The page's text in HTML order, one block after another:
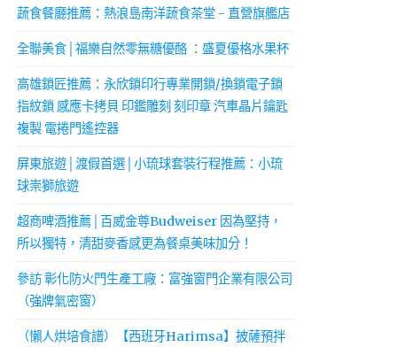
蔬食餐廳推薦：熱浪島南洋蔬食茶堂 - 直營旗艦店
全聯美食│福樂自然零無糖優酪 ：盛夏優格水果杯
高雄鎖匠推薦：永欣鎖印行專業開鎖/換鎖電子鎖
指紋鎖 感應卡拷貝 印鑑雕刻 刻印章 汽車晶片鑰匙
複製 電捲門遙控器
屏東旅遊│渡假首選│小琉球套裝行程推薦：小琉
球崇獅旅遊
超商啤酒推薦│百威金尊Budweiser 因為堅持，
所以獨特，清甜麥香感更為餐桌美味加分！
參訪 彰化防火門生產工廠：富強窗門企業有限公司
（強牌氣密窗）
（懶人烘培食譜）【西班牙Harimsa】披薩預拌